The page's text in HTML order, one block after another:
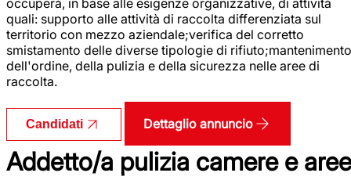
quali: supporto alle attività di raccolta differenziata sul
territorio con mezzo aziendale;verifica del corretto
smistamento delle diverse tipologie di rifiuto;mantenimento
dell'ordine, della pulizia e della sicurezza nelle aree di
raccolta.
Candidati Dettaglio annuncio
Addetto/a pulizia camere e aree